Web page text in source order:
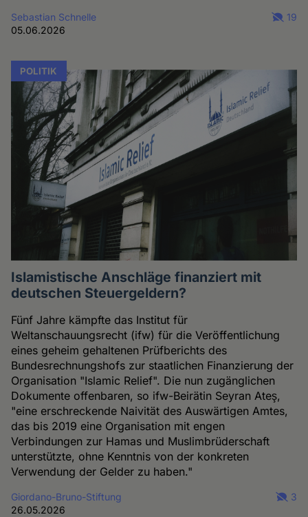
Sebastian Schnelle
05.06.2026
19
POLITIK
Islamistische Anschläge finanziert mit
deutschen Steuergeldern?
Fünf Jahre kämpfte das Institut für
Weltanschauungsrecht (ifw) für die Veröffentlichung
eines geheim gehaltenen Prüfberichts des
Bundesrechnungshofs zur staatlichen Finanzierung der
Organisation "Islamic Relief". Die nun zugänglichen
Dokumente offenbaren, so ifw-Beirätin Seyran Ateş,
"eine erschreckende Naivität des Auswärtigen Amtes,
das bis 2019 eine Organisation mit engen
Verbindungen zur Hamas und Muslimbrüderschaft
unterstützte, ohne Kenntnis von der konkreten
Verwendung der Gelder zu haben."
Giordano-Bruno-Stiftung
26.05.2026
3